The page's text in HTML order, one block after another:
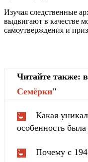
Изучая следственные
выдвигают в качестве
самоутверждения и
Читайте также:
Cемёрки"
Какая
особенность
Почему с